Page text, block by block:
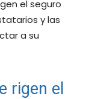
el seguro
y las
a su
rigen el